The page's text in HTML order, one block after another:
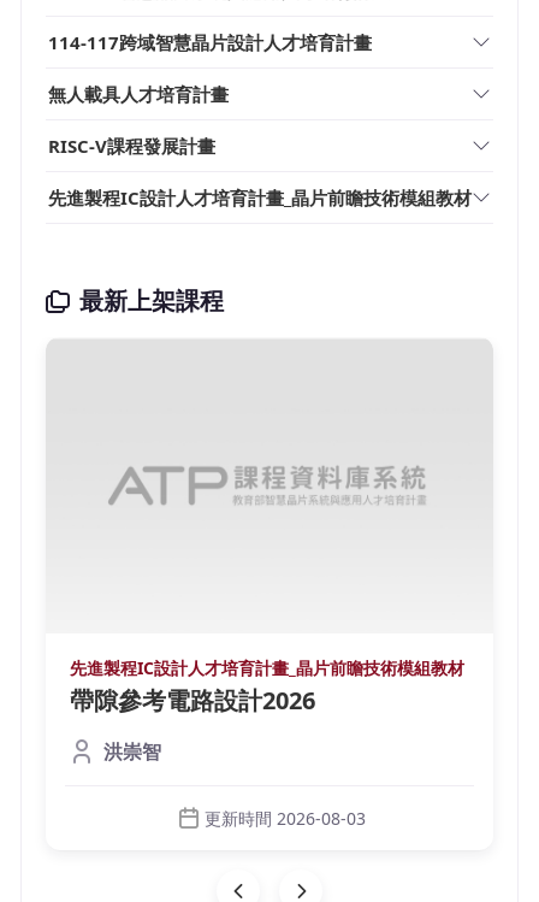
114-117跨域智慧晶片設計人才培育計畫
無人載具人才培育計畫
RISC-V課程發展計畫
先進製程IC設計人才培育計畫_晶片前瞻技術模組教材
最新上架課程
先進製程IC設計人才培育計畫_晶片前瞻技術模組教材
帶隙參考電路設計2026
洪崇智
更新時間 2026-08-03